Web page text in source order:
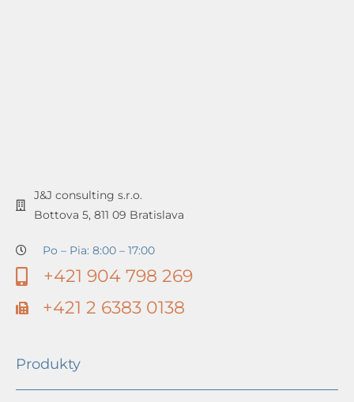
J&J consulting s.r.o.
Bottova 5, 811 09 Bratislava
Po – Pia: 8:00 – 17:00
+421 904 798 269
+421 2 6383 0138
Produkty